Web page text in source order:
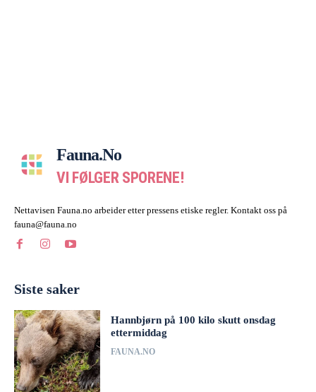
Fauna.no
VI FØLGER SPORENE!
Nettavisen Fauna.no arbeider etter pressens etiske regler. Kontakt oss på
fauna@fauna.no
Siste saker
Hannbjørn på 100 kilo skutt onsdag
ettermiddag
FAUNA.NO